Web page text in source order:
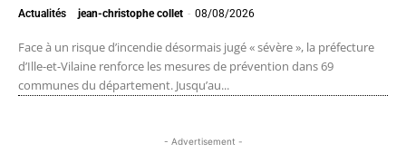
Actualités jean-christophe collet - 08/08/2026
Face à un risque d’incendie désormais jugé « sévère », la préfecture
d’Ille-et-Vilaine renforce les mesures de prévention dans 69
communes du département. Jusqu’au...
- Advertisement -